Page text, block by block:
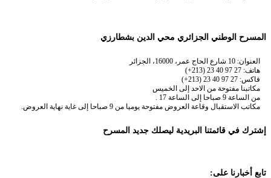
المسرح الوطني الجزائري محي الدين بشطارزي
العنوان: 10 شارع الحاج عمر، 16000، الجزائر
هاتف: 27 97 40 23 (213+)
فاكس: 27 97 40 23 (213+)
مكاتبنا مفتوحة من الاحد إلى الخميس
من الساعة 9 صباحا إلى الساعة 17 .
مكاتب الاستقبال وقاعة العروض مفتوحة يوميا من 9 صباحا إلى غاية نهاية العروض.
إشترك في قائمتنا البريدية ليصلك جديد المسرح
تابع أخبارنا على: